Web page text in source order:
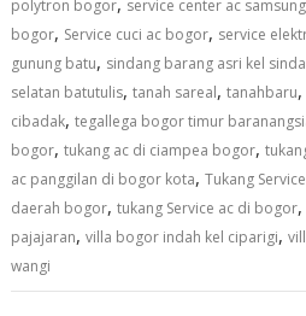
polytron bogor service center ac
bogor, Service cuci ac bogor, service
gunung batu, sindang barang asri kel
selatan batutulis,tanah sareal,tanahbaru
cibadak,tegallega bogor timur
bogor,tukang ac di ciampea bogor,
ac panggilan di bogor kota,Tukang
daerah bogor,tukang Service ac di bogor
pajajaran,villa bogor indah kel ciparigi,
wangi